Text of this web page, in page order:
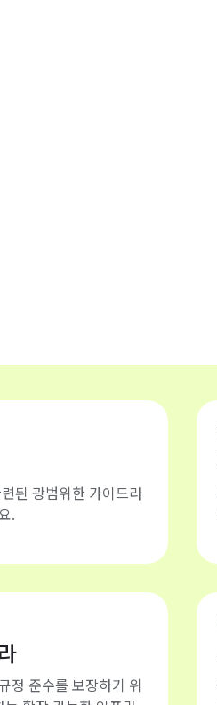
된 광범위한 가이드라
.
정 준수를 보장하기 위